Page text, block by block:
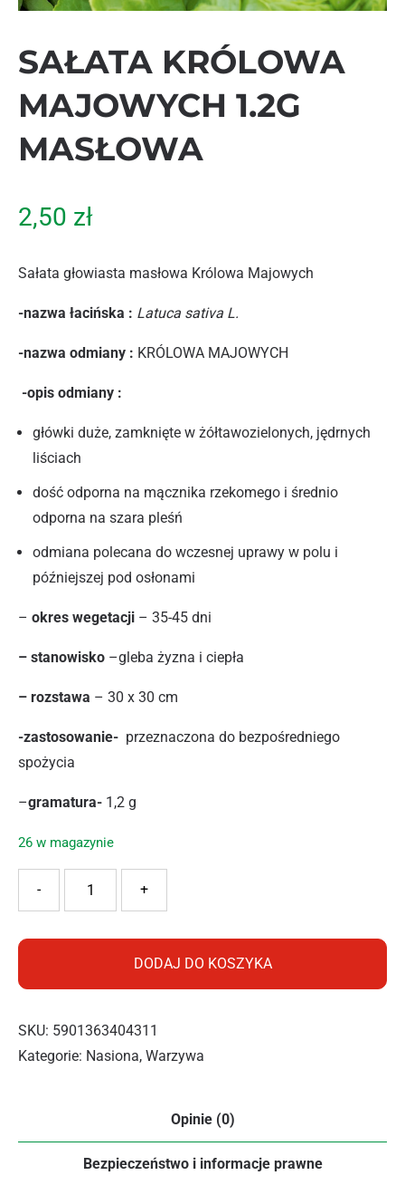
SAŁATA KRÓLOWA
MAJOWYCH 1.2G
MASŁOWA
2,50 zł
Sałata głowiasta masłowa Królowa Majowych
-nazwa łacińska : Latuca sativa L.
-nazwa odmiany : KRÓLOWA MAJOWYCH
-opis odmiany :
główki duże, zamknięte w żółtawozielonych, jędrnych
liściach
dość odporna na mącznika rzekomego i średnio
odporna na szara pleśń
odmiana polecana do wczesnej uprawy w polu i
późniejszej pod osłonami
– okres wegetacji – 35-45 dni
– stanowisko –gleba żyzna i ciepła
– rozstawa – 30 x 30 cm
-zastosowanie- przeznaczona do bezpośredniego
spożycia
–gramatura- 1,2 g
26 w magazynie
+
-
DODAJ DO KOSZYKA
SKU: 5901363404311
Kategorie: Nasiona, Warzywa
Opinie (0)
Bezpieczeństwo i informacje prawne